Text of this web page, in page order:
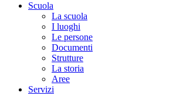
Scuola
La scuola
I luoghi
Le persone
Documenti
Strutture
La storia
Aree
Servizi